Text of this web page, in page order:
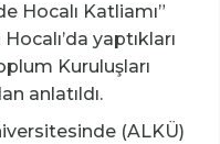
Hocalı Katliamı”
yaptıkları
Kuruluşları
anlatıldı.
(ALKÜ)